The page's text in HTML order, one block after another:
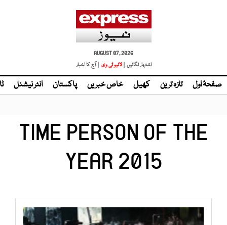
AUGUST 07, 2026
اشتہار لگائیں |
| آج کا اخبار
صفحۂ اول تازہ ترین کھیل خاص خبریں پاکستان انٹر نیشنل
TIME PERSON OF THE
YEAR 2015